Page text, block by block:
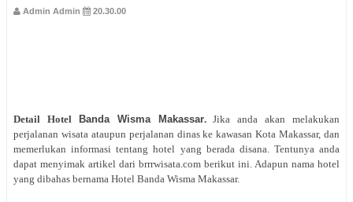
Admin Admin 20.30.00
Detail Hotel Banda Wisma Makassar.Jika anda akan melakukan
perjalanan wisata ataupun perjalanan dinas ke kawasan Kota Makassar, dan
memerlukan informasi tentang hotel yang berada disana. Tentunya anda
dapat menyimak artikel dari brrrwisata.com berikut ini. Adapun nama hotel
yang dibahas bernama Hotel Banda Wisma Makassar.